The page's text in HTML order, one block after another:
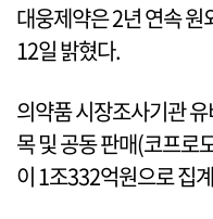
대웅제약은 2년 연속
12일 밝혔다.
의약품 시장조사기관
목 및 공동 판매(코프로
이 1조332억원으로 집